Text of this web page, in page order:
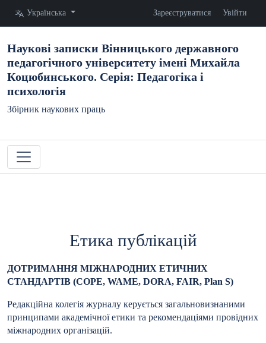
Змінити мову. Поточна мова:
Українська Зареєструватися Увійти
Наукові записки Вінницького державного
педагогічного університету імені Михайла
Коцюбинського. Серія: Педагогіка і
психологія
Збірник наукових праць
Етика публікацій
ДОТРИМАННЯ МІЖНАРОДНИХ ЕТИЧНИХ
СТАНДАРТІВ (COPE, WAME, DORA, FAIR, Plan S)
Редакційна колегія журналу керується загальновизнаними
принципами академічної етики та рекомендаціями провідних
міжнародних організацій.